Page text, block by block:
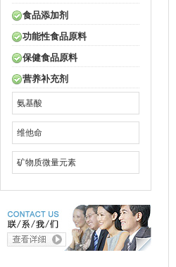
食品添加剂
功能性食品原料
保健食品原料
营养补充剂
氨基酸
维他命
矿物质微量元素